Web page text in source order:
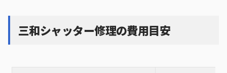
三和シャッター修理の費用目安